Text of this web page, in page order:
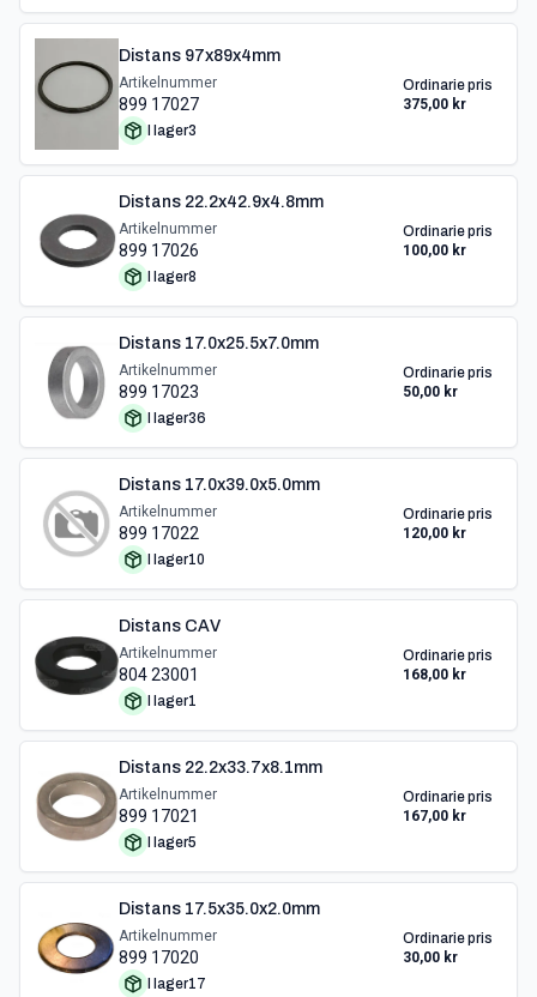
Distans 97x89x4mm
Artikelnummer
899 17027
I lager3
Ordinarie pris
375,00 kr
Distans 22.2x42.9x4.8mm
Artikelnummer
899 17026
I lager8
Ordinarie pris
100,00 kr
Distans 17.0x25.5x7.0mm
Artikelnummer
899 17023
I lager36
Ordinarie pris
50,00 kr
Distans 17.0x39.0x5.0mm
Artikelnummer
899 17022
I lager10
Ordinarie pris
120,00 kr
Distans CAV
Artikelnummer
804 23001
I lager1
Ordinarie pris
168,00 kr
Distans 22.2x33.7x8.1mm
Artikelnummer
899 17021
I lager5
Ordinarie pris
167,00 kr
Distans 17.5x35.0x2.0mm
Artikelnummer
899 17020
I lager17
Ordinarie pris
30,00 kr